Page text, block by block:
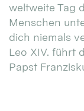
weltweite Tag
Menschen
dich niemals
Leo XIV. führt
Papst